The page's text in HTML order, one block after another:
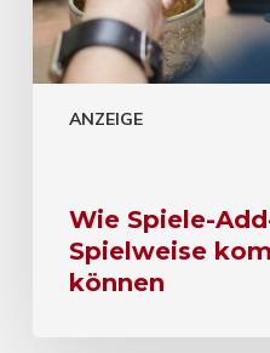
ANZEIGE
Wie Spiele-
Spielweise
können